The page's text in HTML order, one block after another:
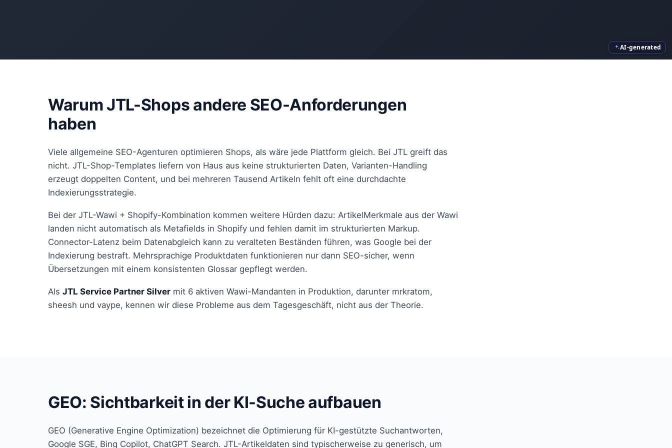
AI-generated
Warum JTL-Shops andere SEO-Anforderungen
haben
Viele allgemeine SEO-Agenturen optimieren Shops, als wäre jede Plattform gleich. Bei JTL greift das
nicht. JTL-Shop-Templates liefern von Haus aus keine strukturierten Daten, Varianten-Handling
erzeugt doppelten Content, und bei mehreren Tausend Artikeln fehlt oft eine durchdachte
Indexierungsstrategie.
Bei der JTL-Wawi + Shopify-Kombination kommen weitere Hürden dazu: ArtikelMerkmale aus der Wawi
landen nicht automatisch als Metafields in Shopify und fehlen damit im strukturierten Markup.
Connector-Latenz beim Datenabgleich kann zu veralteten Beständen führen, was Google bei der
Indexierung bestraft. Mehrsprachige Produktdaten funktionieren nur dann SEO-sicher, wenn
Übersetzungen mit einem konsistenten Glossar gepflegt werden.
Als JTL Service Partner Silver mit 6 aktiven Wawi-Mandanten in Produktion, darunter mrkratom,
sheesh und vaype, kennen wir diese Probleme aus dem Tagesgeschäft, nicht aus der Theorie.
GEO: Sichtbarkeit in der KI-Suche aufbauen
GEO (Generative Engine Optimization) bezeichnet die Optimierung für KI-gestützte Suchantworten,
Google SGE, Bing Copilot, ChatGPT Search. JTL-Artikeldaten sind typischerweise zu generisch, um